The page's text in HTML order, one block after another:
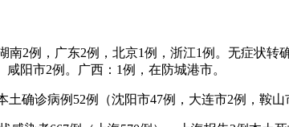
2例，广东2例，北京1例，浙江1例。无症状转
阳市2例。广西：1例，在防城港市。
确诊病例52例（沈阳市47例，大连市2例，鞍山